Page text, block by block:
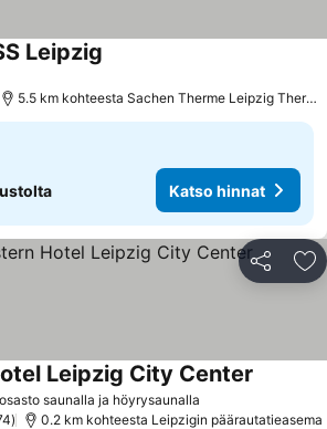
Leipzig
5.5 km kohteesta Sachen Therme Leipzig Thermal Spa
Katso hinnat
Jaa
saunalla ja höyrysaunalla
Leipzig City Center
0.2 km kohteesta Leipzigin päärautatieasema